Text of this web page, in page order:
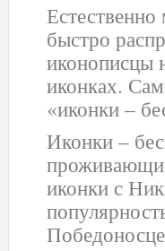
быстро
иконописцы
иконках.
«иконки –
Иконки –
иконки с